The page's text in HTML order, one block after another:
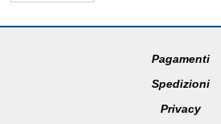
Pagamenti
Spedizioni
Privacy